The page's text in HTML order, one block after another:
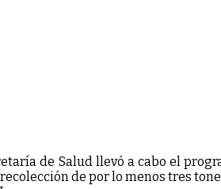
de Salud llevó a cabo el
de por lo menos tres